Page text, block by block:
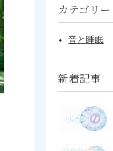
カテゴリー
音と睡眠
新着記事